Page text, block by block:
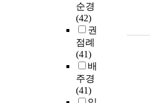
순경
(42)
권
점례
(41)
배
주경
(41)